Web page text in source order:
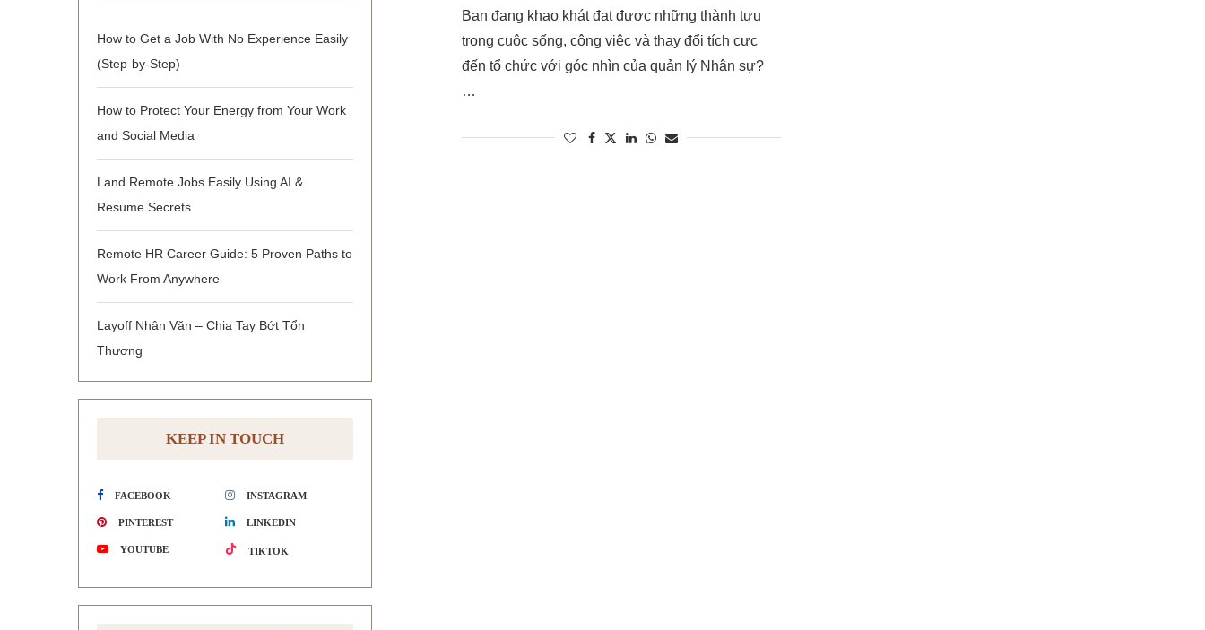
Bạn đang khao khát đạt được những thành tựu
trong cuộc sống, công việc và thay đổi tích cực
đến tổ chức với góc nhìn của quản lý Nhân sự?
…
How to Get a Job With No Experience Easily
(Step-by-Step)
How to Protect Your Energy from Your Work
and Social Media
Land Remote Jobs Easily Using AI &
Resume Secrets
Remote HR Career Guide: 5 Proven Paths to
Work From Anywhere
Layoff Nhân Văn – Chia Tay Bớt Tổn
Thương
KEEP IN TOUCH
FACEBOOK INSTAGRAM
PINTEREST LINKEDIN
YOUTUBE TIKTOK